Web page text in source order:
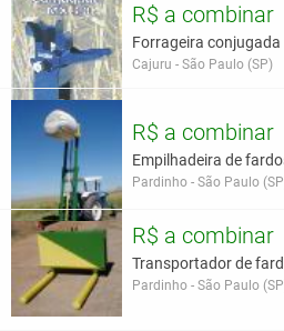
R$ a combinar
Forrageira conjugada
Cajuru - São Paulo (SP)
R$ a combinar
Empilhadeira de
Pardinho - São Paulo
R$ a combinar
Transportador de
Pardinho - São Paulo